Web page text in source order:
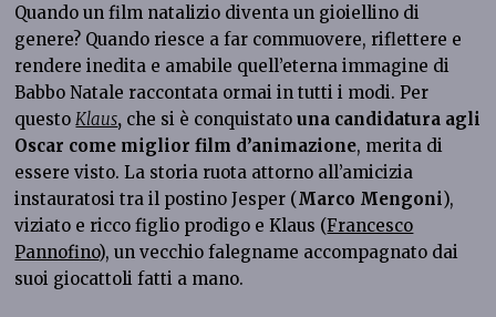
Quando un film natalizio diventa un gioiellino di
genere? Quando riesce a far commuovere, riflettere e
rendere inedita e amabile quell’eterna immagine di
Babbo Natale raccontata ormai in tutti i modi. Per
questoKlaus, che si è conquistatouna candidatura agli
Oscar come miglior film d’animazione, merita di
essere visto. La storia ruota attorno all’amicizia
instauratosi tra il postino Jesper (Marco Mengoni),
viziato e ricco figlio prodigo e Klaus (Francesco
Pannofino), un vecchio falegname accompagnato dai
suoi giocattoli fatti a mano.